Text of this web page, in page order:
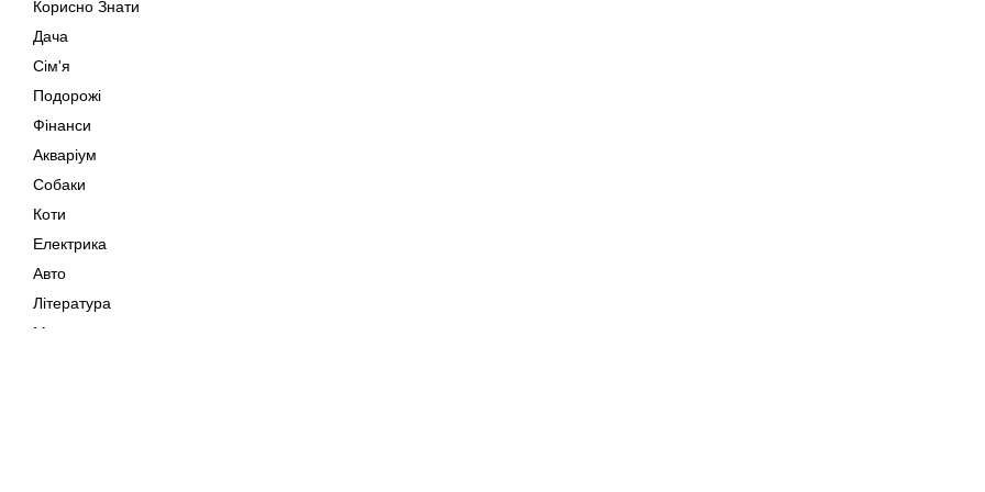
Корисно Знати
Дача
Сім'я
Подорожі
Фінанси
Акваріум
Собаки
Коти
Електрика
Авто
Література
Музика